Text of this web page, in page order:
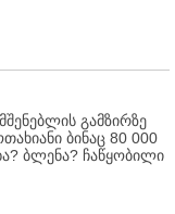
გამზირზე
ბინაც 80 000
ბლენა? ჩაწყობილი